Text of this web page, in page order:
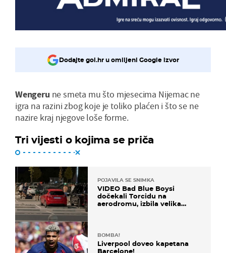
Dodajte gol.hr u omiljeni Google izvor
Wengeru ne smeta mu što mjesecima Nijemac ne
igra na razini zbog koje je toliko plaćen i što se ne
nazire kraj njegove loše forme.
Tri vijesti o kojima se priča
POJAVILA SE SNIMKA
VIDEO Bad Blue Boysi
dočekali Torcidu na
aerodromu, izbila velika
BOMBA!
Liverpool doveo kapetana
Barcelone!